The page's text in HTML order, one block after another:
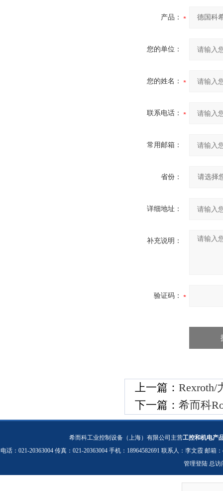
产品：
您的单位：
您的姓名：
联系电话：
常用邮箱：
省份：
详细地址：
补充说明：
验证码：
上一篇： Rexroth/
下一篇： 希而科
希而科工业控制设备（上海）有限公司主营工控和机电产
电话：021-20363004 传真：021-20363004 手机：18964582691 联系人：李文霞 邮箱：
管理登陆 总访